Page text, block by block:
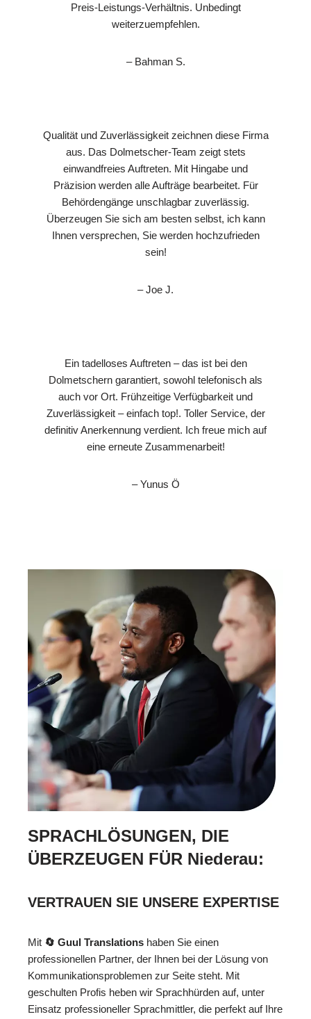
Preis-Leistungs-Verhältnis. Unbedingt
weiterzuempfehlen.
– Bahman S.
Qualität und Zuverlässigkeit zeichnen diese Firma
aus. Das Dolmetscher-Team zeigt stets
einwandfreies Auftreten. Mit Hingabe und
Präzision werden alle Aufträge bearbeitet. Für
Behördengänge unschlagbar zuverlässig.
Überzeugen Sie sich am besten selbst, ich kann
Ihnen versprechen, Sie werden hochzufrieden
sein!
– Joe J.
Ein tadelloses Auftreten – das ist bei den
Dolmetschern garantiert, sowohl telefonisch als
auch vor Ort. Frühzeitige Verfügbarkeit und
Zuverlässigkeit – einfach top!. Toller Service, der
definitiv Anerkennung verdient. Ich freue mich auf
eine erneute Zusammenarbeit!
– Yunus Ö
SPRACHLÖSUNGEN, DIE
ÜBERZEUGEN FÜR Niederau:
VERTRAUEN SIE UNSERE EXPERTISE
Mit 🔄 Guul Translations haben Sie einen
professionellen Partner, der Ihnen bei der Lösung von
Kommunikationsproblemen zur Seite steht. Mit
geschulten Profis heben wir Sprachhürden auf, unter
Einsatz professioneller Sprachmittler, die perfekt auf Ihre